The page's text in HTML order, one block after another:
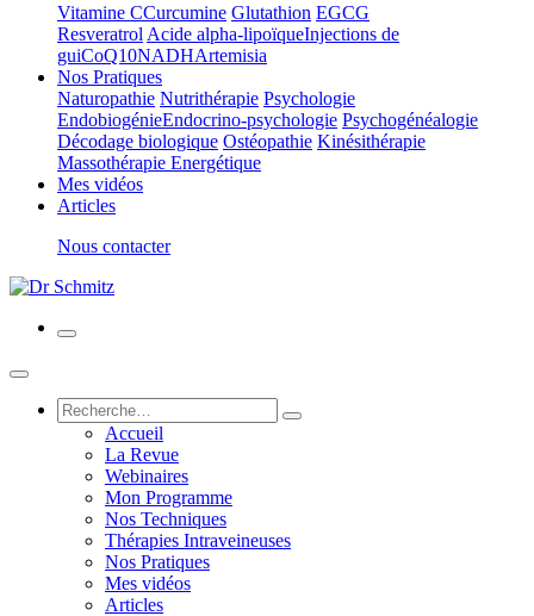
Vitamine CCurcumine Glutathion EGCG
Resveratrol Acide alpha-lipoïqueInjections de
guiCoQ10NADHArtemisia
Nos Pratiques
Naturopathie Nutrithérapie Psychologie
EndobiogénieEndocrino-psychologie Psychogénéalogie
Décodage biologique Ostéopathie Kinésithérapie
Massothérapie Energétique
Mes vidéos
Articles
Nous contacter
Accueil
La Revue
Webinaires
Mon Programme
Nos Techniques
Thérapies Intraveineuses
Nos Pratiques
Mes vidéos
Articles